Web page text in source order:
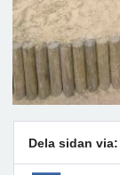
Dela sidan via: